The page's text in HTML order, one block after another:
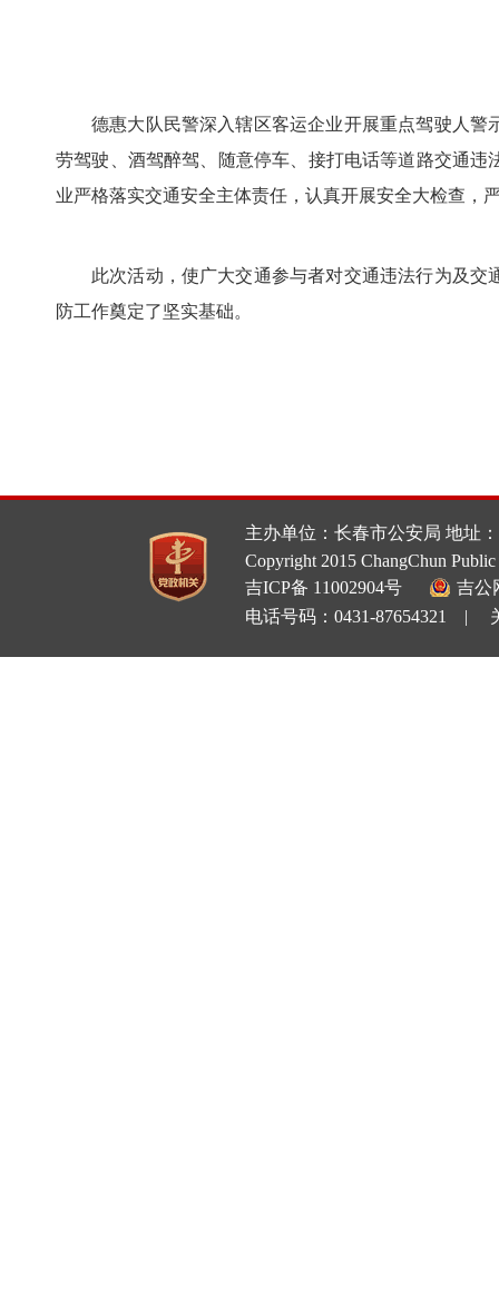
德惠大队民警深入辖区客运企业开展重点驾驶人
劳驾驶、酒驾醉驾、随意停车、接打电话等道路交通
业严格落实交通安全主体责任，认真开展安全大检查，
此次活动，使广大交通参与者对交通违法行为及
防工作奠定了坚实基础。
主办单位：长春市公安局 地址
Copyright 2015 ChangChun
吉ICP备 11002904号
吉公
电话号码：0431-87654321 |